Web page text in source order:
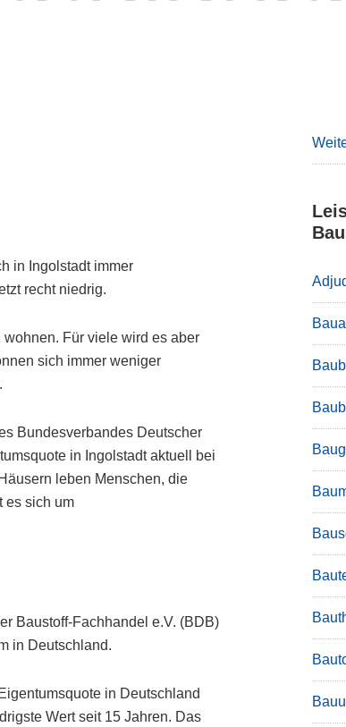
in Ingolstadt immer
recht niedrig.
Für viele wird es aber
sich immer weniger
Bundesverbandes Deutscher
in Ingolstadt aktuell bei
leben Menschen, die
es sich um
Baustoff-Fachhandel e.V. (BDB)
in Deutschland.
in Deutschland
Wert seit 15 Jahren. Das